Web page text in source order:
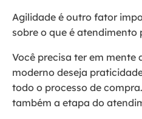
Agilidade é outro fator
sobre o que é atendimento
Você precisa ter em
moderno deseja
todo o processo de
também a etapa do